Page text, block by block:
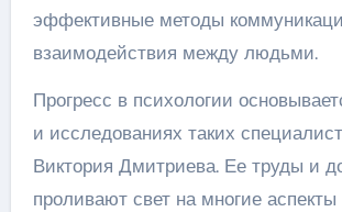
эффективные методы
взаимодействия между людьми.
Прогресс в психологии
и исследованиях таких
Виктория Дмитриева. Ее труды и
проливают свет на многие аспекты